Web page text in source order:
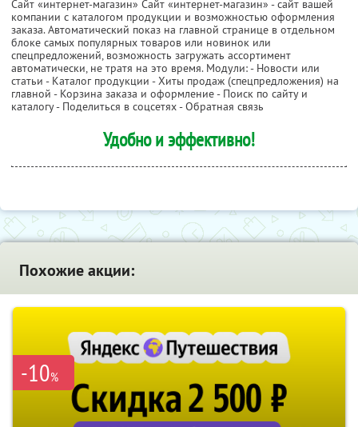
Сайт «интернет-магазин» Сайт «интернет-магазин» - сайт вашей
компании с каталогом продукции и возможностью оформления
заказа. Автоматический показ на главной странице в отдельном
блоке самых популярных товаров или новинок или
спецпредложений, возможность загружать ассортимент
автоматически, не тратя на это время. Модули: - Новости или
статьи - Каталог продукции - Хиты продаж (спецпредложения) на
главной - Корзина заказа и оформление - Поиск по сайту и
каталогу - Поделиться в соцсетях - Обратная связь
Удобно и эффективно!
Похожие акции:
-10%